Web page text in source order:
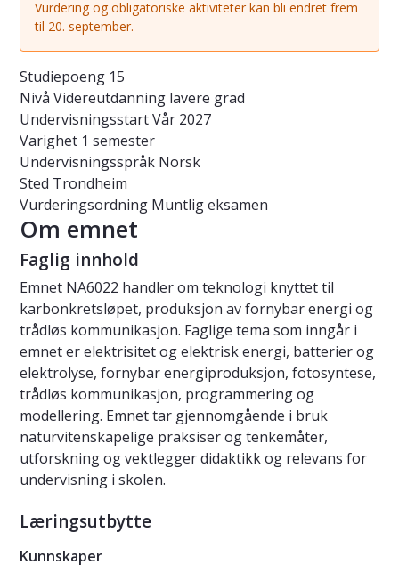
Vurdering og obligatoriske aktiviteter kan bli endret frem
til 20. september.
Studiepoeng 15
Nivå Videreutdanning lavere grad
UndervisningsstartVår 2027
Varighet 1 semester
Undervisningsspråk Norsk
Sted Trondheim
Vurderingsordning Muntlig eksamen
Om emnet
Faglig innhold
Emnet NA6022 handler om teknologi knyttet til
karbonkretsløpet, produksjon av fornybar energi og
trådløs kommunikasjon. Faglige tema som inngår i
emnet er elektrisitet og elektrisk energi, batterier og
elektrolyse, fornybar energiproduksjon, fotosyntese,
trådløs kommunikasjon, programmering og
modellering. Emnet tar gjennomgående i bruk
naturvitenskapelige praksiser og tenkemåter,
utforskning og vektlegger didaktikk og relevans for
undervisning i skolen.
Læringsutbytte
Kunnskaper